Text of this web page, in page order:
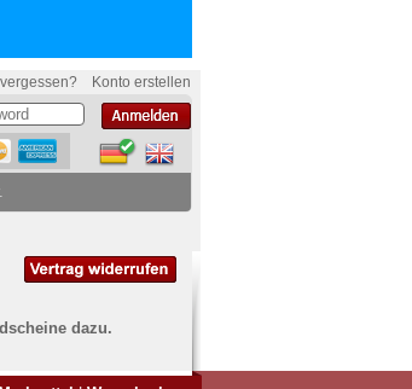
Konto erstellen
dazu.